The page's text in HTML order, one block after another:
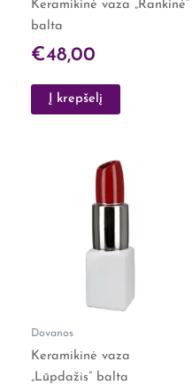
Keramikinė vaza „Rankinė”
balta
€48,00
Į krepšelį
Dovanos
Keramikinė vaza
„Lūpdažis” balta